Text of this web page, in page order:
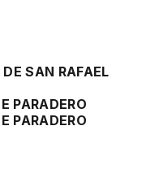
SAN RAFAEL
PARADERO
PARADERO